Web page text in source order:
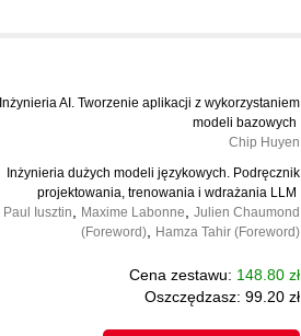
Inżynieria AI. Tworzenie aplikacji z wykorzystaniem
modeli bazowych
Chip Huyen
Inżynieria dużych modeli językowych. Podręcznik
projektowania, trenowania i wdrażania LLM
Paul Iusztin
Maxime Labonne
Julien Chaumond
(Foreword)
Hamza Tahir (Foreword)
Cena zestawu: 148.80 zł
Oszczędzasz: 99.20 zł